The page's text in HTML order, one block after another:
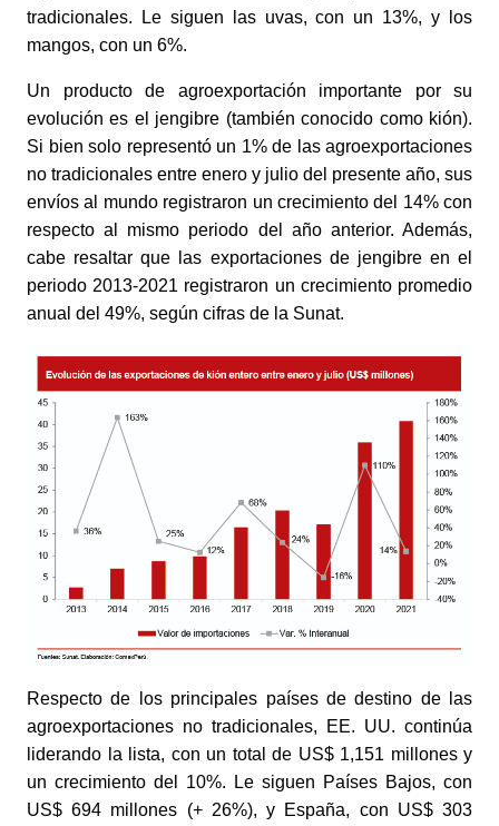
tradicionales. Le siguen las uvas, con un 13%, y los
mangos, con un 6%.
Un producto de agroexportación importante por su
evolución es el jengibre (también conocido como kión).
Si bien solo representó un 1% de las agroexportaciones
no tradicionales entre enero y julio del presente año, sus
envíos al mundo registraron un crecimiento del 14% con
respecto al mismo periodo del año anterior. Además,
cabe resaltar que las exportaciones de jengibre en el
periodo 2013-2021 registraron un crecimiento promedio
anual del 49%, según cifras de la Sunat.
Respecto de los principales países de destino de las
agroexportaciones no tradicionales, EE. UU. continúa
liderando la lista, con un total de US$ 1,151 millones y
un crecimiento del 10%. Le siguen Países Bajos, con
US$ 694 millones (+ 26%), y España, con US$ 303